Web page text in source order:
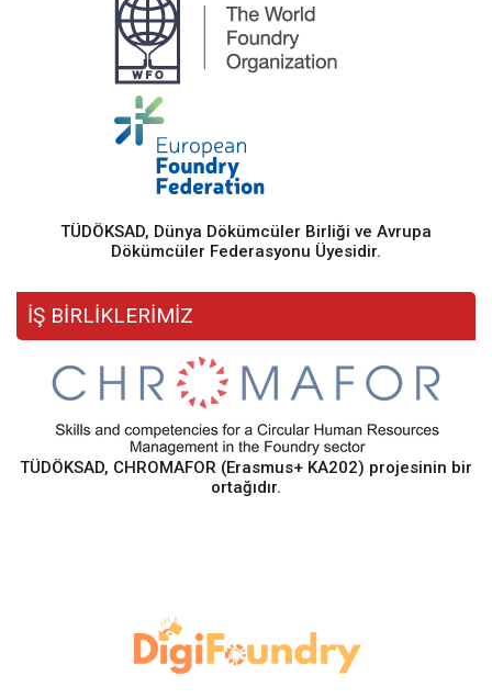
TÜDÖKSAD, Dünya Dökümcüler Birliği ve Avrupa
Dökümcüler Federasyonu Üyesidir.
İŞ BİRLİKLERİMİZ
TÜDÖKSAD, CHROMAFOR (Erasmus+ KA202) projesinin bir
ortağıdır.